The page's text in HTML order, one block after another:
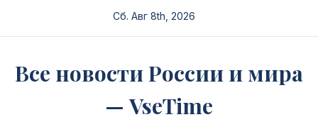
Сб. Авг 8th, 2026
Все новости России и мира
— VseTime